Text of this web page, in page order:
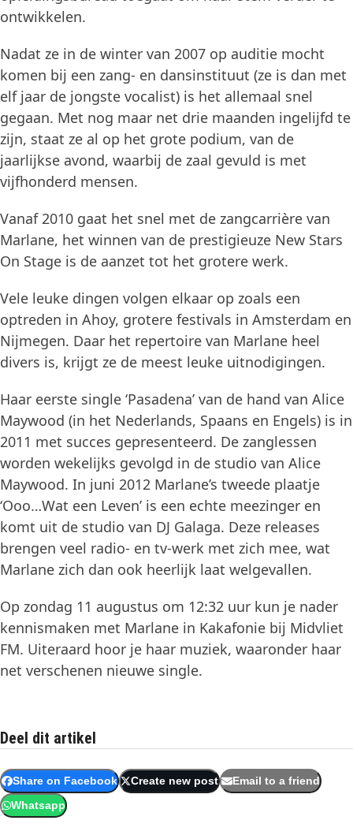
ontwikkelen.
Nadat ze in de winter van 2007 op auditie mocht
komen bij een zang- en dansinstituut (ze is dan met
elf jaar de jongste vocalist) is het allemaal snel
gegaan. Met nog maar net drie maanden ingelijfd te
zijn, staat ze al op het grote podium, van de
jaarlijkse avond, waarbij de zaal gevuld is met
vijfhonderd mensen.
Vanaf 2010 gaat het snel met de zangcarrière van
Marlane, het winnen van de prestigieuze New Stars
On Stage is de aanzet tot het grotere werk.
Vele leuke dingen volgen elkaar op zoals een
optreden in Ahoy, grotere festivals in Amsterdam en
Nijmegen. Daar het repertoire van Marlane heel
divers is, krijgt ze de meest leuke uitnodigingen.
Haar eerste single ‘Pasadena’ van de hand van Alice
Maywood (in het Nederlands, Spaans en Engels) is in
2011 met succes gepresenteerd. De zanglessen
worden wekelijks gevolgd in de studio van Alice
Maywood. In juni 2012 Marlane’s tweede plaatje
‘Ooo…Wat een Leven’ is een echte meezinger en
komt uit de studio van DJ Galaga. Deze releases
brengen veel radio- en tv-werk met zich mee, wat
Marlane zich dan ook heerlijk laat welgevallen.
Op zondag 11 augustus om 12:32 uur kun je nader
kennismaken met Marlane in Kakafonie bij Midvliet
FM. Uiteraard hoor je haar muziek, waaronder haar
net verschenen nieuwe single.
Deel dit artikel
Share on Facebook Create new post Email to a friend
Whatsapp